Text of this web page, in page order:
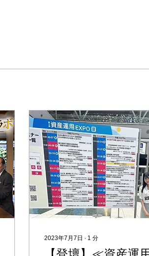
2023年7月7日 ∙ 1 分